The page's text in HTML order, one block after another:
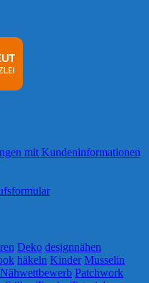
mit Kundeninformationen
Deko designnähen
häkeln Kinder Musselin
Nähwettbewerb Patchwork